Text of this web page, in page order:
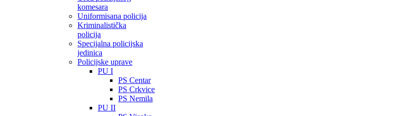
komesara
Uniformisana policija
Kriminalistička
policija
Specijalna policijska
jedinica
Policijske uprave
PU I
PS Centar
PS Crkvice
PS Nemila
PU II